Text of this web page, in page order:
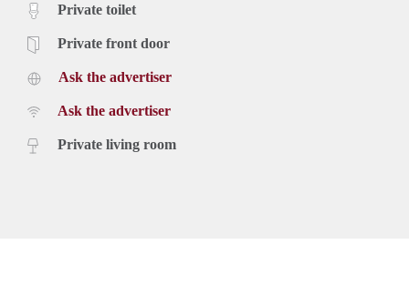
Private toilet
Private front door
Ask the advertiser
Ask the advertiser
Private living room